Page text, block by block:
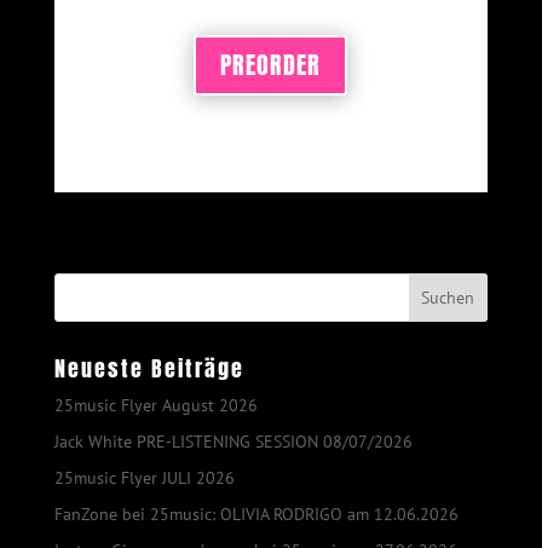
PREORDER
Neueste Beiträge
25music Flyer August 2026
Jack White PRE-LISTENING SESSION 08/07/2026
25music Flyer JULI 2026
FanZone bei 25music: OLIVIA RODRIGO am 12.06.2026